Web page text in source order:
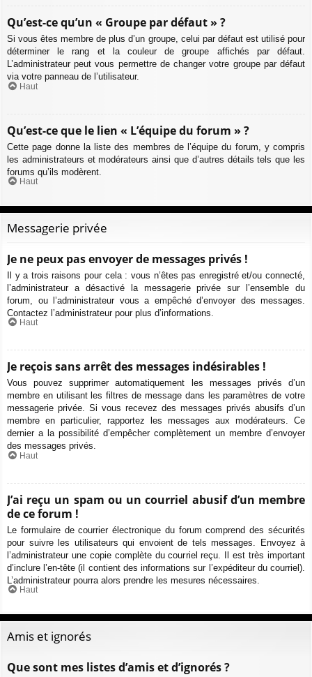
Qu’est-ce qu’un « Groupe par défaut » ?
Si vous êtes membre de plus d’un groupe, celui par défaut est utilisé pour
déterminer le rang et la couleur de groupe affichés par défaut.
L’administrateur peut vous permettre de changer votre groupe par défaut
via votre panneau de l’utilisateur.
Haut
Qu’est-ce que le lien « L’équipe du forum » ?
Cette page donne la liste des membres de l’équipe du forum, y compris
les administrateurs et modérateurs ainsi que d’autres détails tels que les
forums qu’ils modèrent.
Haut
Messagerie privée
Je ne peux pas envoyer de messages privés !
Il y a trois raisons pour cela : vous n’êtes pas enregistré et/ou connecté,
l’administrateur a désactivé la messagerie privée sur l’ensemble du
forum, ou l’administrateur vous a empêché d’envoyer des messages.
Contactez l’administrateur pour plus d’informations.
Haut
Je reçois sans arrêt des messages indésirables !
Vous pouvez supprimer automatiquement les messages privés d’un
membre en utilisant les filtres de message dans les paramètres de votre
messagerie privée. Si vous recevez des messages privés abusifs d’un
membre en particulier, rapportez les messages aux modérateurs. Ce
dernier a la possibilité d’empêcher complètement un membre d’envoyer
des messages privés.
Haut
J’ai reçu un spam ou un courriel abusif d’un membre
de ce forum !
Le formulaire de courrier électronique du forum comprend des sécurités
pour suivre les utilisateurs qui envoient de tels messages. Envoyez à
l’administrateur une copie complète du courriel reçu. Il est très important
d’inclure l’en-tête (il contient des informations sur l’expéditeur du courriel).
L’administrateur pourra alors prendre les mesures nécessaires.
Haut
Amis et ignorés
Que sont mes listes d’amis et d’ignorés ?